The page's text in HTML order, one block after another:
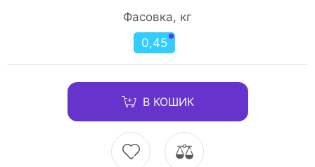
Фасовка, кг
0,45
В КОШИК